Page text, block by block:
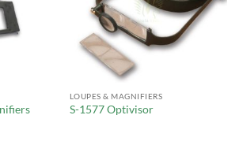
LOUPES & MAGNIFIERS
S-1577 Optivisor